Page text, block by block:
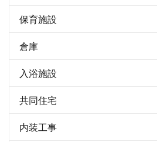
保育施設
倉庫
入浴施設
共同住宅
内装工事